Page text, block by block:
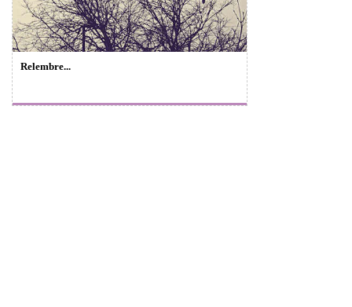
Relembre...